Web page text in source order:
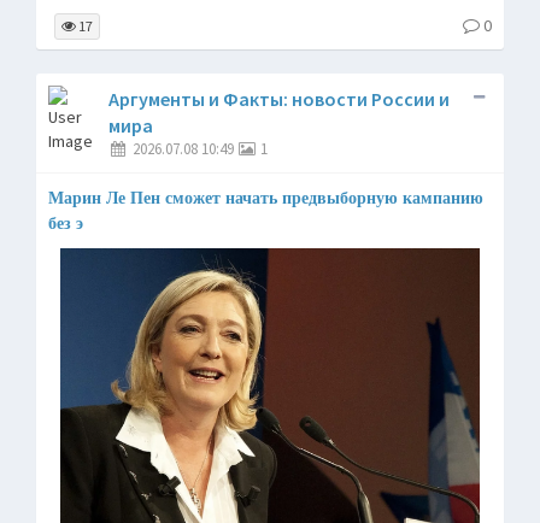
17 0
Аргументы и Факты: новости России и
мира
2026.07.08 10:49 1
Марин Ле Пен сможет начать предвыборную кампанию
без э